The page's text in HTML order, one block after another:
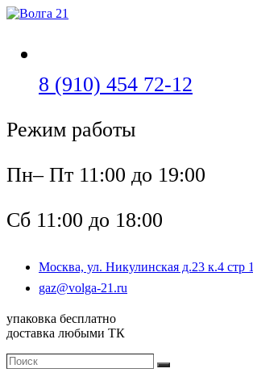
Перейти
8 (910) 454 72-12
Режим работы
Пн– Пт 11:00 до 19:00
Сб 11:00 до 18:00
Москва, ул. Никулинская д.23 к.4 стр 1
gaz@volga-21.ru
упаковка бесплатно
доставка любыми ТК
Поиск
Поиск